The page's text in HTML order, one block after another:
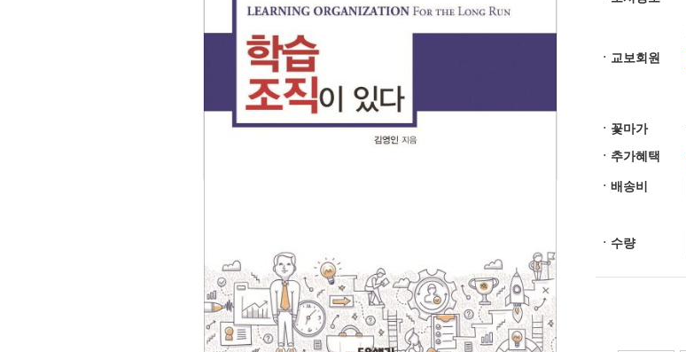
ㆍ교보회원
ㆍ꽃마가
ㆍ추가혜택
ㆍ배송비
ㆍ수량